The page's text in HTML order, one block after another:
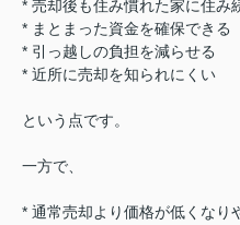
* 売却後も住み慣れた家に住み
* まとまった資金を確保できる
* 引っ越しの負担を減らせる
* 近所に売却を知られにくい
という点です。
一方で、
* 通常売却より価格が低くなり